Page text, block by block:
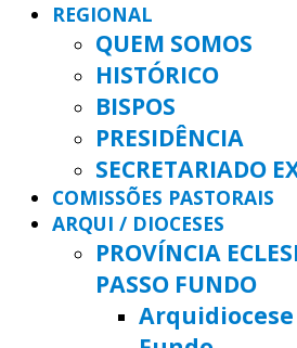
REGIONAL
QUEM SOMOS
HISTÓRICO
BISPOS
PRESIDÊNCIA
SECRETARIADO
COMISSÕES PASTORAIS
ARQUI / DIOCESES
PROVÍNCIA
PASSO FUNDO
Arquidiocese